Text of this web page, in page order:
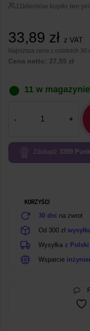
11 klientów kupiło ten
33,89 zł z VAT
Najniższa cena z ostatnich 30
Cena netto: 27,55 zł
11 w magazynie
akumulatorów
Zdobądź 3389
KORZYŚCI
30 dni na zwrot
Od 300 zł
Wysyłka z Polski
Wsparcie